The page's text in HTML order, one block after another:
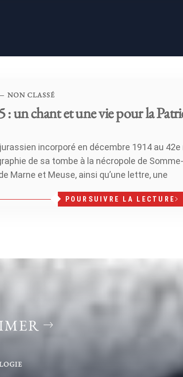
NON CLASSÉ
: un chant et une vie pour la
incorporé en décembre 1914 au
de sa tombe à la nécropole de
Marne et Meuse, ainsi qu’une lettre, une
POURSUIVRE LA LECTURE